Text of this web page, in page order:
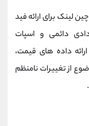
چین لینک برای ارائه فید
دائمی و اسپات
داده های قیمت،
از تغییرات نامنظم